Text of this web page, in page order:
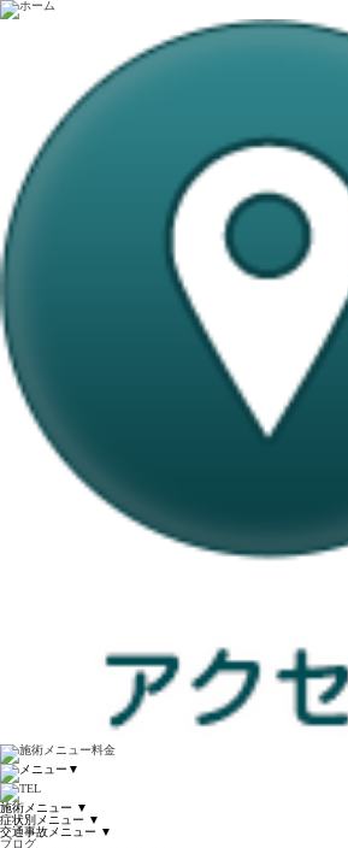
▼
施術メニュー ▼
症状別メニュー ▼
交通事故メニュー ▼
ブログ